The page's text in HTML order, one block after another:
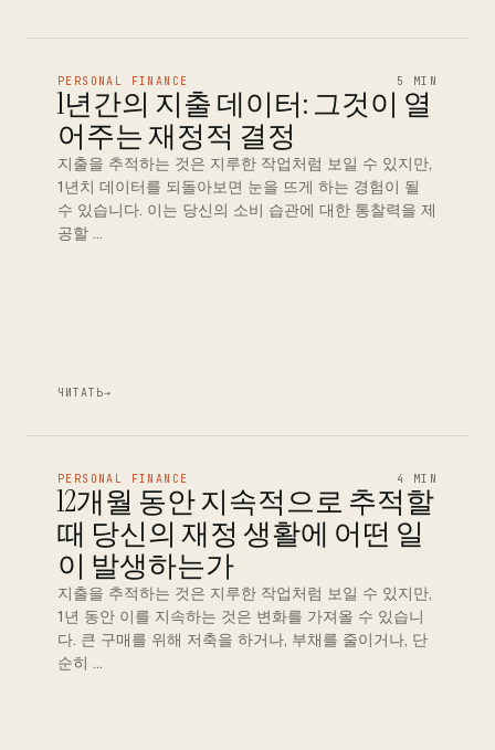
PERSONAL FINANCE 5 MIN
1년간의 지출 데이터: 그것이 열
어주는 재정적 결정
지출을 추적하는 것은 지루한 작업처럼 보일 수 있지만,
1년치 데이터를 되돌아보면 눈을 뜨게 하는 경험이 될
수 있습니다. 이는 당신의 소비 습관에 대한 통찰력을 제
공할 …
ЧИТАТЬ→
PERSONAL FINANCE 4 MIN
12개월 동안 지속적으로 추적할
때 당신의 재정 생활에 어떤 일
이 발생하는가
지출을 추적하는 것은 지루한 작업처럼 보일 수 있지만,
1년 동안 이를 지속하는 것은 변화를 가져올 수 있습니
다. 큰 구매를 위해 저축을 하거나, 부채를 줄이거나, 단
순히 …